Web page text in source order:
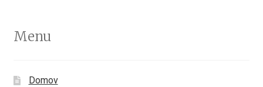
Menu
Domov